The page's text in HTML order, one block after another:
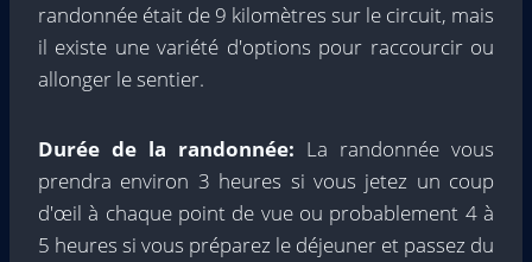
randonnée était de 9 kilomètres sur le circuit, mais
il existe une variété d'options pour raccourcir ou
allonger le sentier.
Durée de la randonnée: La randonnée vous
prendra environ 3 heures si vous jetez un coup
d'œil à chaque point de vue ou probablement 4 à
5 heures si vous préparez le déjeuner et passez du